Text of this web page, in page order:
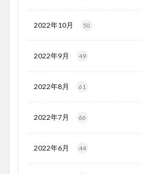
2022年10月 50
2022年9月 49
2022年8月 61
2022年7月 66
2022年6月 44